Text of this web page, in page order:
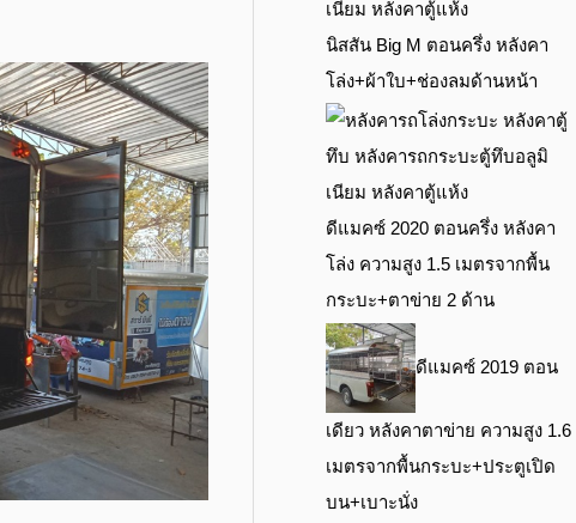
นิสสัน Big M ตอนครึ่ง หลังคา
โล่ง+ผ้าใบ+ช่องลมด้านหน้า
ดีแมคซ์ 2020 ตอนครึ่ง หลังคา
โล่ง ความสูง 1.5 เมตรจากพื้น
กระบะ+ตาข่าย 2 ด้าน
ดีแมคซ์ 2019 ตอน
เดียว หลังคาตาข่าย ความสูง 1.6
เมตรจากพื้นกระบะ+ประตูเปิด
บน+เบาะนั่ง